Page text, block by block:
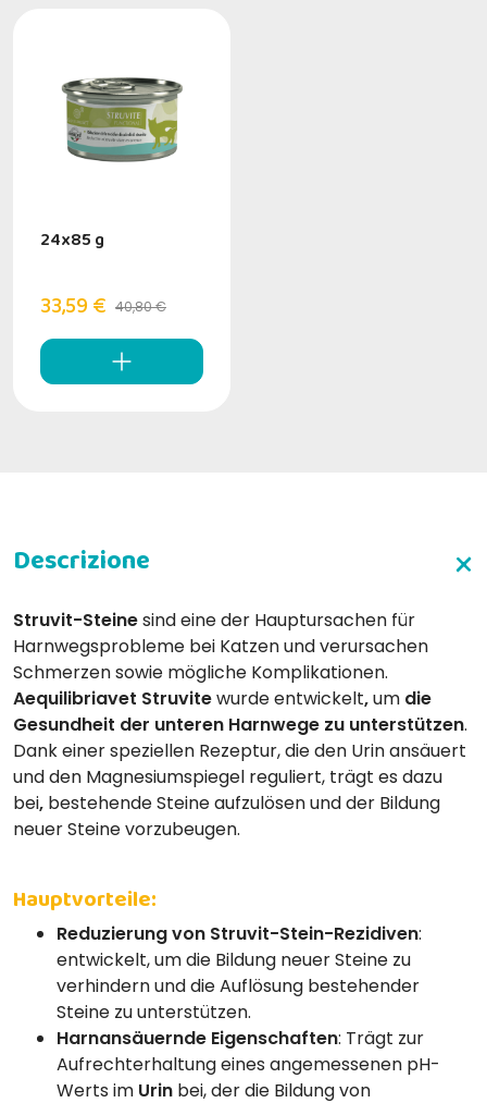
24x85 g
33,59 € 40,80 €
Struvit-Steinesind eine der Hauptursachen für
Harnwegsprobleme bei Katzen und verursachen
Schmerzen sowie mögliche Komplikationen.
Aequilibriavet Struvitewurde entwickelt,um die
Gesundheit der unteren Harnwege zu unterstützen.
Dank einer speziellen Rezeptur, die den Urin ansäuert
und den Magnesiumspiegel reguliert, trägt es dazu
bei, bestehende Steine aufzulösen und der Bildung
neuer Steine vorzubeugen.
Hauptvorteile:
Reduzierung von Struvit-Stein-Rezidiven:
entwickelt, um die Bildung neuer Steine zu
verhindern und die Auflösung bestehender
Steine zu unterstützen.
Harnansäuernde Eigenschaften: Trägt zur
Aufrechterhaltung eines angemessenen pH-
Werts im Urin bei, der die Bildung von